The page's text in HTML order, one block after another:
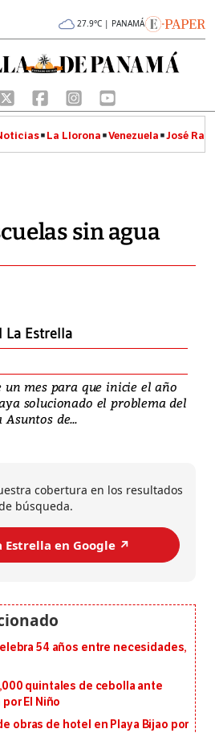
27.9°C | PANAMÁ
La Llorona Venezuela José
sin agua
La Estrella
un mes para que inicie el año
solucionado el problema del
de...
cobertura en los resultados
búsqueda.
Estrella en Google ↗️
54 años entre necesidades,
quintales de cebolla ante
El Niño
obras de hotel en Playa Bijao por